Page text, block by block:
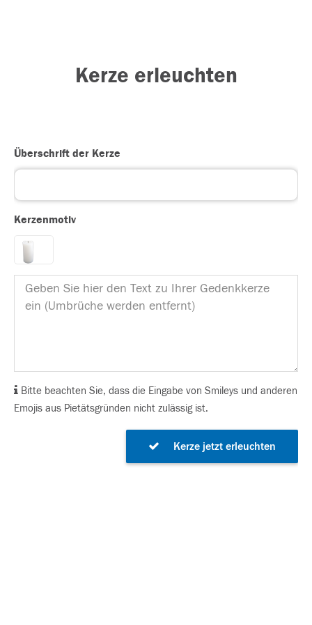
Kerze erleuchten
Überschrift der Kerze
Kerzenmotiv
Bitte beachten Sie, dass die Eingabe von Smileys und anderen
Emojis aus Pietätsgründen nicht zulässig ist.
Kerze jetzt erleuchten